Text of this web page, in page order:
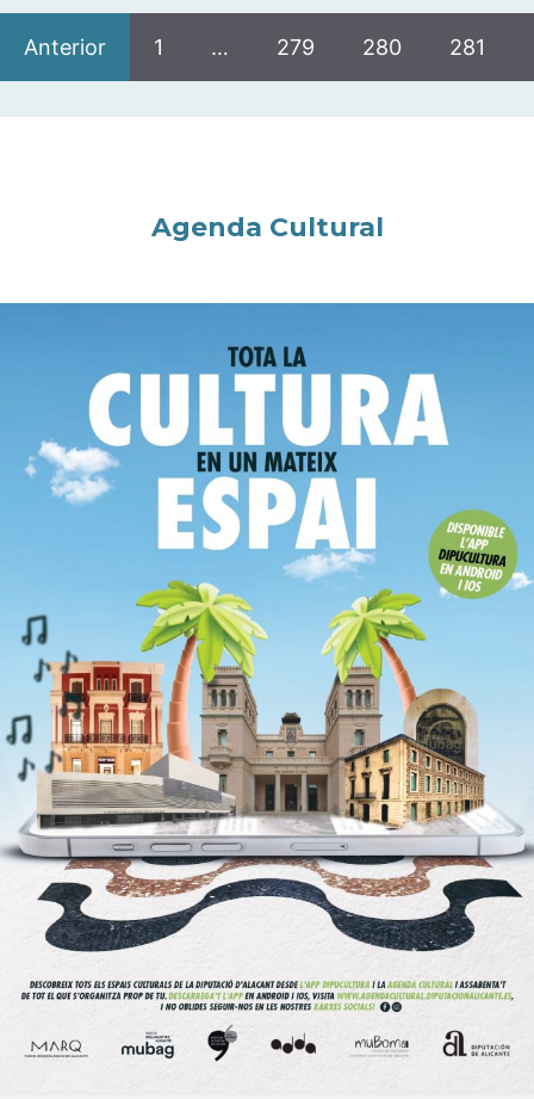
Anterior 1 … 279 280 281
Agenda Cultural